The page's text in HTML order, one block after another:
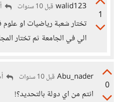
1
walid123 قبل 10 سنوات
تختار شعبة رياضيات او علوم
الي في الجامعة ثم تختار
0
Abu_nader قبل 10 سنوات
انتم من اي دولة بالتحديد؟!